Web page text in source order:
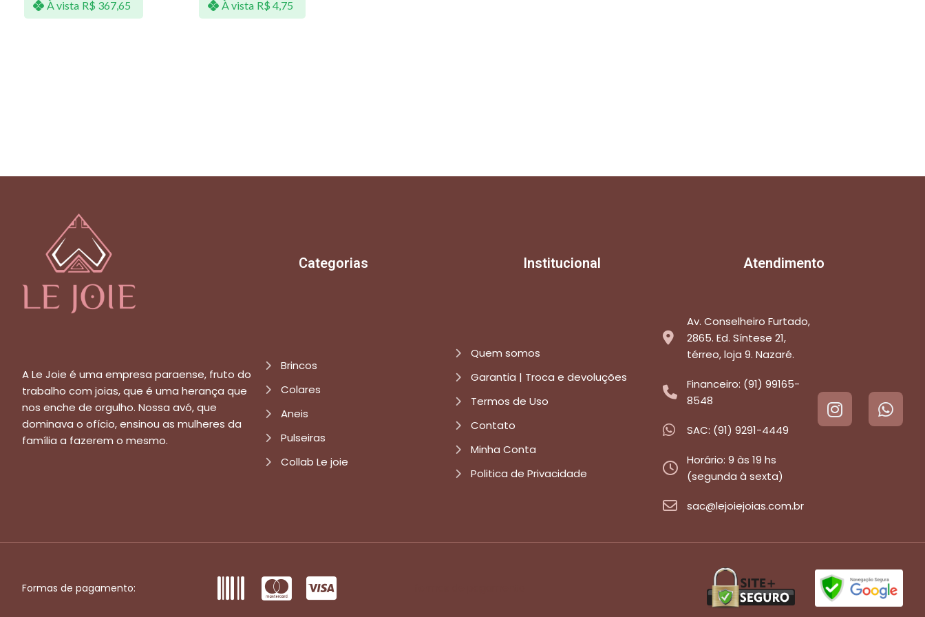
À vista R$ 367,65 À vista R$ 4,75
Categorias Institucional Atendimento
A Le Joie é uma empresa paraense, fruto do
trabalho com joias, que é uma herança que
nos enche de orgulho. Nossa avó, que
dominava o ofício, ensinou as mulheres da
família a fazerem o mesmo.
Brincos
Colares
Aneis
Pulseiras
Collab Le joie
Quem somos
Garantia | Troca e devoluções
Termos de Uso
Contato
Minha Conta
Politica de Privacidade
Av. Conselheiro Furtado,
2865. Ed. Síntese 21,
térreo, loja 9. Nazaré.
Financeiro: (91) 99165-
8548
SAC: (91) 9291-4449
Horário: 9 às 19 hs
(segunda à sexta)
sac@lejoiejoias.com.br
Formas de pagamento: